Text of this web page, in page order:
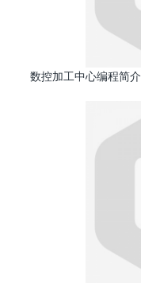
数控加工中心编程简介